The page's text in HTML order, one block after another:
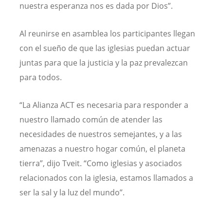
nuestra esperanza nos es dada por Dios”.
Al reunirse en asamblea los participantes llegan
con el sueño de que las iglesias puedan actuar
juntas para que la justicia y la paz prevalezcan
para todos.
“La Alianza ACT es necesaria para responder a
nuestro llamado común de atender las
necesidades de nuestros semejantes, y a las
amenazas a nuestro hogar común, el planeta
tierra”, dijo Tveit. “Como iglesias y asociados
relacionados con la iglesia, estamos llamados a
ser la sal y la luz del mundo”.